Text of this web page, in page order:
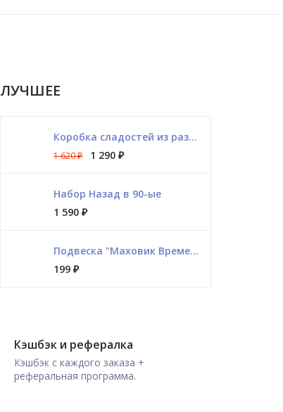
ЛУЧШЕЕ
Коробка сладостей из разных стран
1 620₽ 1 290 ₽
Набор Назад в 90-ые
1 590 ₽
Подвеска "Маховик Времени"
199 ₽
Кэшбэк и рефералка
Кэшбэк с каждого заказа +
реферальная программа.